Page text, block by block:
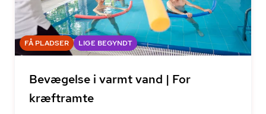
FÅ PLADSER LIGE BEGYNDT
Bevægelse i varmt vand | For
kræftramte